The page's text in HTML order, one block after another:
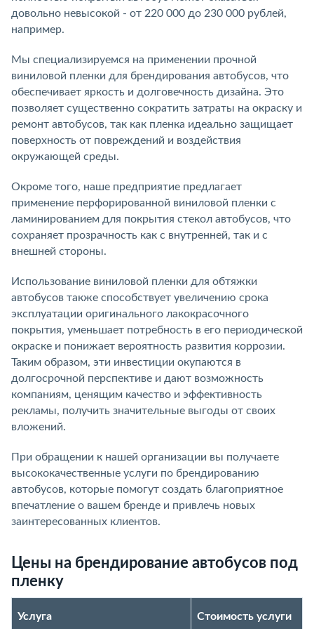
довольно невысокой - от 220 000 до 230 000 рублей,
например.
Мы специализируемся на применении прочной
виниловой пленки для брендирования автобусов, что
обеспечивает яркость и долговечность дизайна. Это
позволяет существенно сократить затраты на окраску и
ремонт автобусов, так как пленка идеально защищает
поверхность от повреждений и воздействия
окружающей среды.
Окроме того, наше предприятие предлагает
применение перфорированной виниловой пленки с
ламинированием для покрытия стекол автобусов, что
сохраняет прозрачность как с внутренней, так и с
внешней стороны.
Использование виниловой пленки для обтяжки
автобусов также способствует увеличению срока
эксплуатации оригинального лакокрасочного
покрытия, уменьшает потребность в его периодической
окраске и понижает вероятность развития коррозии.
Таким образом, эти инвестиции окупаются в
долгосрочной перспективе и дают возможность
компаниям, ценящим качество и эффективность
рекламы, получить значительные выгоды от своих
вложений.
При обращении к нашей организации вы получаете
высококачественные услуги по брендированию
автобусов, которые помогут создать благоприятное
впечатление о вашем бренде и привлечь новых
заинтересованных клиентов.
Цены на брендирование автобусов под
пленку
Услуга Стоимость услуги